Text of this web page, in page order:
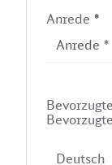
Anrede *